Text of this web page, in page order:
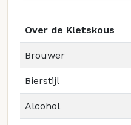
Over de Kletskous
Brouwer
Bierstijl
Alcohol